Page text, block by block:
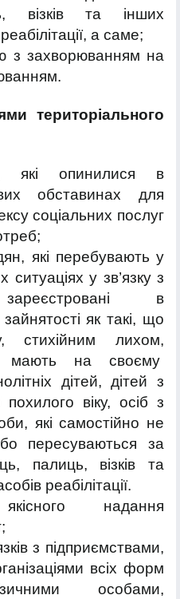
візків та інших
а саме;
з захворюванням на
територіального
які опинилися в
обставинах для
соціальних послуг
які перебувають у
ситуаціях у зв’язку з
зареєстровані в
як такі, що
стихійним лихом,
мають на своєму
дітей, дітей з
похилого віку, осіб з
які самостійно не
пересуваються за
палиць, візків та
реабілітації.
надання
з підприємствами,
всіх форм
особами,